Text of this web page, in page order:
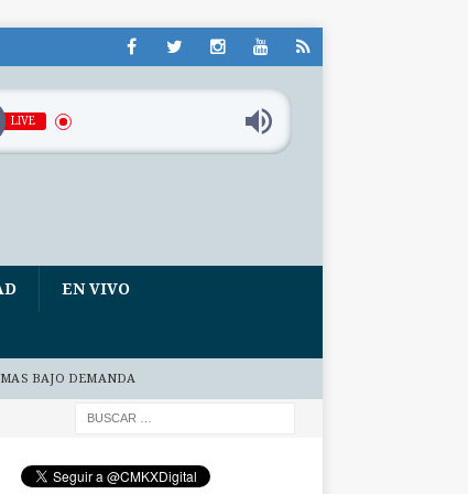
LIVE
EN VIVO
BAJO DEMANDA